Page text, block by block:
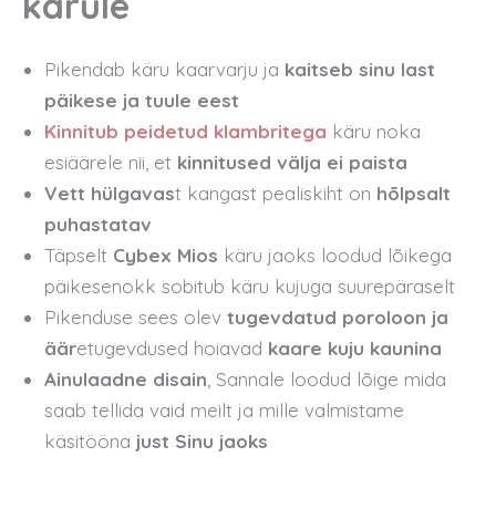
Pikendab käru kaarvarju ja kaitseb sinu last
päikese ja tuule eest
Kinnitub peidetud klambritega käru noka
esiäärele nii, et kinnitused välja ei paista
Vett hülgavast kangast pealiskiht on hõlpsalt
puhastatav
Täpselt Cybex Mios käru jaoks loodud lõikega
päikesenokk sobitub käru kujuga suurepäraselt
Pikenduse sees olev tugevdatud poroloon ja
ääretugevdused hoiavad kaare kuju kaunina
Ainulaadne disain , Sannale loodud lõige mida
saab tellida vaid meilt ja mille valmistame
käsitööna just Sinu jaoks